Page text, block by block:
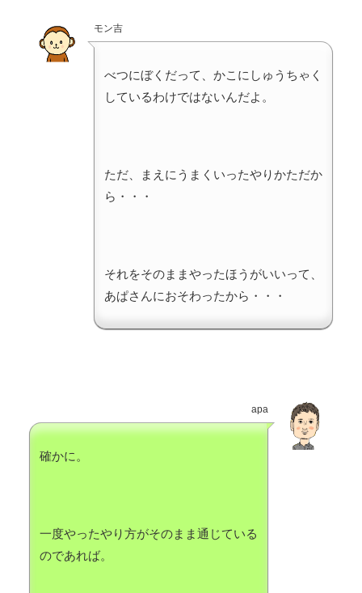
モン吉
べつにぼくだって、かこにしゅうちゃく
しているわけではないんだよ。
ただ、まえにうまくいったやりかただか
ら・・・
それをそのままやったほうがいいって、
あぱさんにおそわったから・・・
apa
確かに。
一度やったやり方がそのまま通じている
のであれば。